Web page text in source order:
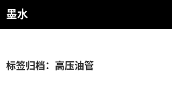
跳
至
墨水
搜
索
标签归档：高压油管